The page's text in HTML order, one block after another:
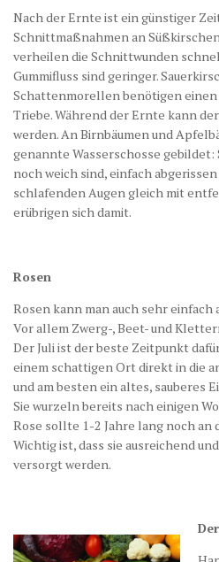
Nach der Ernte ist ein günstiger
Schnittmaßnahmen an
verheilen die Schnittwunden
Gummifluss sind geringer.
Schattenmorellen benötigen
Triebe. Während der Ernte kann
werden. An Birnbäumen und
genannte Wasserschosse gebildet:
noch weich sind, einfach
schlafenden Augen gleich mit
erübrigen sich damit.
Rosen
Rosen kann man auch sehr
Vor allem Zwerg-, Beet- und
Der Juli ist der beste Zeitpunkt
einem schattigen Ort direkt in die
und am besten ein altes, sauberes
Sie wurzeln bereits nach einigen
Rose sollte 1-2 Jahre lang noch an
Wichtig ist, dass sie ausreichend
versorgt werden.